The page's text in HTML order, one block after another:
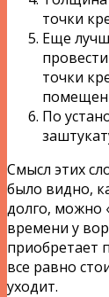
точки
Еще
точки
По
Смысл этих
было видно,
долго, можно
времени у
приобретает
все равно
уходит.